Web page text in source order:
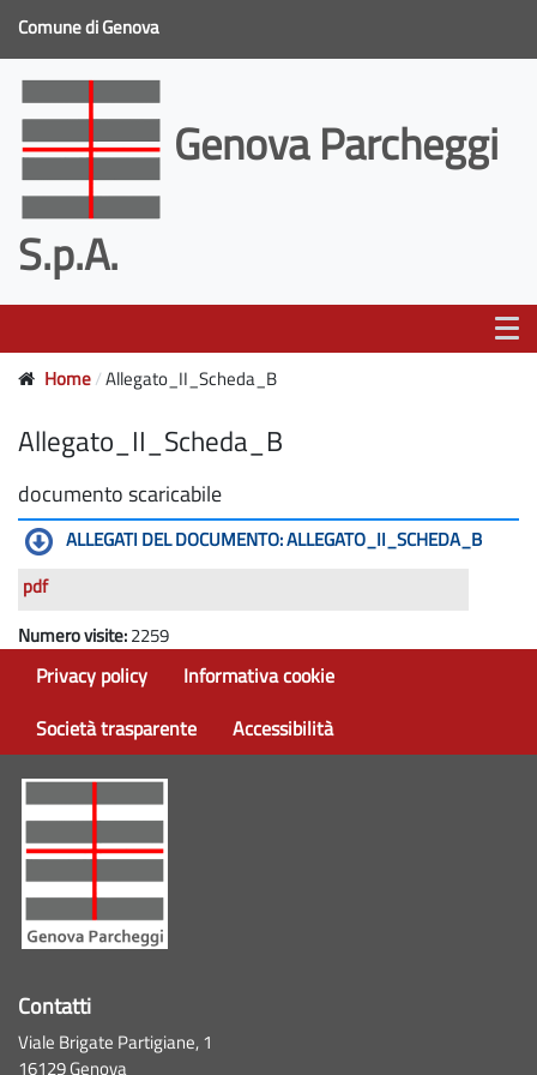
Comune di Genova
Genova Parcheggi
S.p.A.
Home Allegato_II_Scheda_B
Allegato_II_Scheda_B
documento scaricabile
ALLEGATI DEL DOCUMENTO: ALLEGATO_II_SCHEDA_B
pdf
Numero visite:2259
Privacy policy
Informativa cookie
Società trasparente
Accessibilità
Contatti
Viale Brigate Partigiane, 1
16129 Genova